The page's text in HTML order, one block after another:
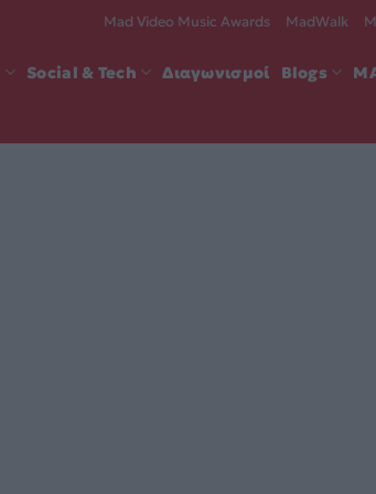
Mad Video Music Awards MadWalk
Social & Tech Διαγωνισμοί Blogs